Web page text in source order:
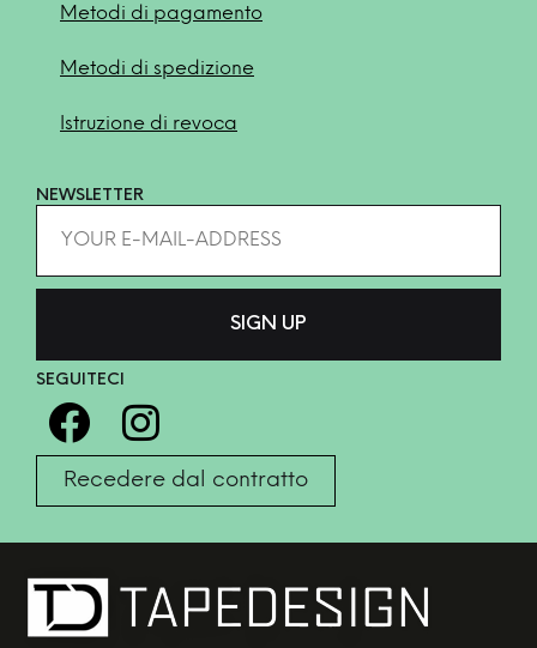
Metodi di pagamento
Metodi di spedizione
Istruzione di revoca
NEWSLETTER
SEGUITECI
Recedere dal contratto